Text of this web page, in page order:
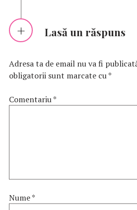
Lasă un răspuns
Adresa ta de email nu va fi
obligatorii sunt marcate cu*
Comentariu*
Nume*